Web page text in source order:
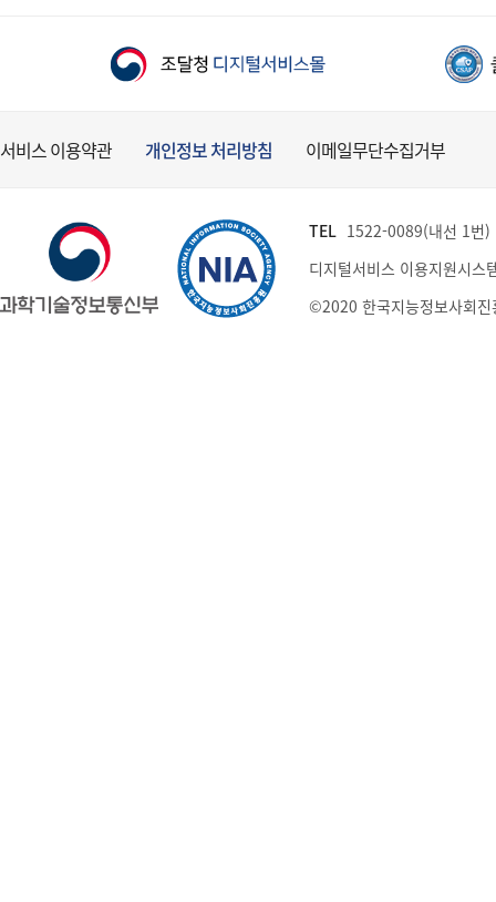
서비스 이용약관 개인정보 처리방침 이메일무단수집거부
TEL 1522-0089(내선 1번
디지털서비스 이용지원시스
©2020 한국지능정보사회진